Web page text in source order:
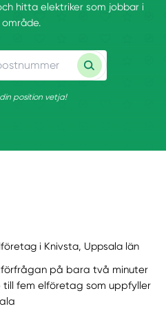
hitta elektriker som jobbar i
position vetja!
i Knivsta, Uppsala län
på bara två minuter
till fem elföretag som uppfyller